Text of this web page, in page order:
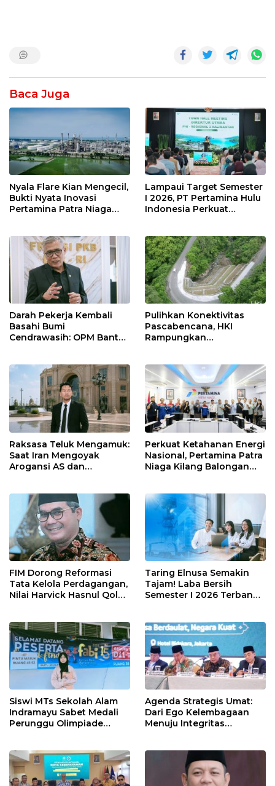
Baca Juga
Nyala Flare Kian Mengecil,
Bukti Nyata Inovasi
Pertamina Patra Niaga
Lampaui Target Semester
I 2026, PT Pertamina Hulu
Indonesia Perkuat
Keselamatan Kerja
Darah Pekerja Kembali
Basahi Bumi
Cendrawasih: OPM Bantai
Pulihkan Konektivitas
Pascabencana, HKI
Rampungkan
Raksasa Teluk Mengamuk:
Saat Iran Mengoyak
Arogansi AS dan
Perkuat Ketahanan Energi
Nasional, Pertamina Patra
Niaga Kilang Balongan
FIM Dorong Reformasi
Tata Kelola Perdagangan,
Nilai Harvick Hasnul Qolbi
Taring Elnusa Semakin
Tajam! Laba Bersih
Semester I 2026 Terbang
Siswi MTs Sekolah Alam
Indramayu Sabet Medali
Perunggu Olimpiade
Agenda Strategis Umat:
Dari Ego Kelembagaan
Menuju Integritas